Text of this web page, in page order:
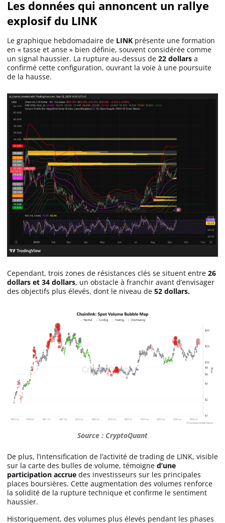
Les données qui annoncent un rallye
explosif du LINK
Le graphique hebdomadaire de LINK présente une formation
en « tasse et anse » bien définie, souvent considérée comme
un signal haussier. La rupture au-dessus de 22 dollars a
confirmé cette configuration, ouvrant la voie à une poursuite
de la hausse.
Cependant, trois zones de résistances clés se situent entre 26
dollars et 34 dollars, un obstacle à franchir avant d’envisager
des objectifs plus élevés, dont le niveau de 52 dollars.
Source : CryptoQuant
De plus, l’intensification de l’activité de trading de LINK, visible
sur la carte des bulles de volume, témoigne d’une
participation accrue des investisseurs sur les principales
places boursières. Cette augmentation des volumes renforce
la solidité de la rupture technique et confirme le sentiment
haussier.
Historiquement, des volumes plus élevés pendant les phases